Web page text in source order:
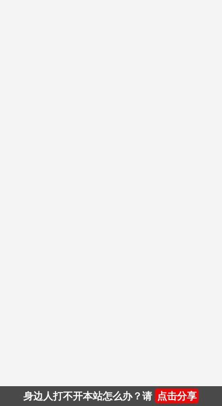
身边人打不开本站怎么办？请 点击分享